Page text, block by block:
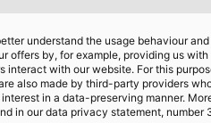
xuất theo tiêu chuẩn chung
propylene (EPR).
understand the usage behaviour
offers by, for example, providing us with
interact with our website. For this
also made by third-party providers
in a data-preserving manner.
in our data privacy statement, number